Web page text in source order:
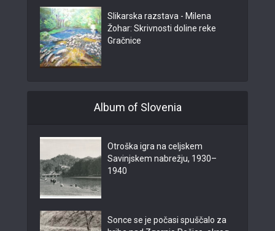
Slikarska razstava - Milena
Žohar: Skrivnosti doline reke
Gračnice
Album of Slovenia
Otroška igra na celjskem
Savinjskem nabrežju, 1930–
1940
Sonce se je počasi spuščalo za